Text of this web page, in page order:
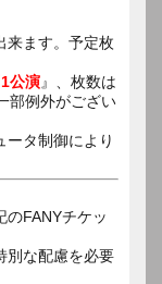
来ます。予定枚
1公演』、枚数は
部例外がござい
ータ制御により
のFANYチケッ
別な配慮を必要